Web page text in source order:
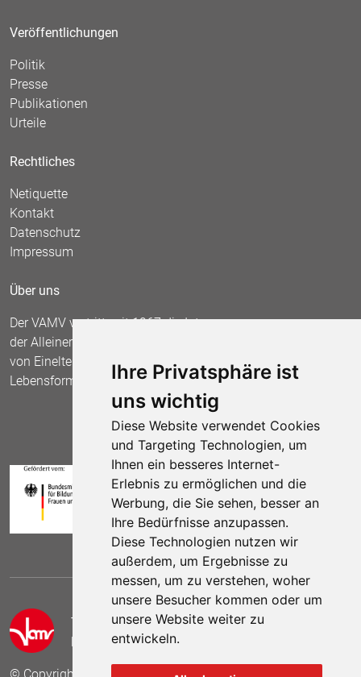
Ihre Privatsphäre ist
uns wichtig
Diese Website verwendet Cookies
und Targeting Technologien, um
Ihnen ein besseres Internet-
Erlebnis zu ermöglichen und die
Werbung, die Sie sehen, besser an
Ihre Bedürfnisse anzupassen.
Diese Technologien nutzen wir
außerdem, um Ergebnisse zu
messen, um zu verstehen, woher
unsere Besucher kommen oder um
unsere Website weiter zu
entwickeln.
Veröffentlichungen
Politik
Presse
Publikationen
Urteile
Rechtliches
Netiquette
Kontakt
Datenschutz
Impressum
Über uns
Der VAMV vertritt seit 1967 die Interessen
der Alleinerziehenden und fordert die Anerkennung
von Einelternfamilien als gleichberechtigte
Lebensform.
Telefon:(030) 69 59 78 6
E-Mail:
kontakt (at) vamv.de